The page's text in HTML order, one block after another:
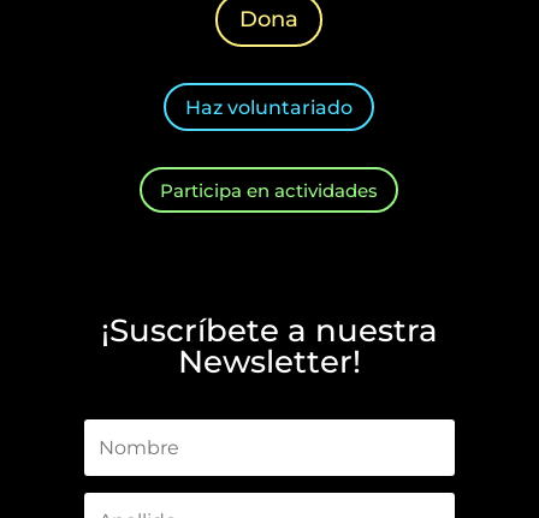
Dona
Haz voluntariado
Participa en actividades
¡Suscríbete a nuestra
Newsletter!